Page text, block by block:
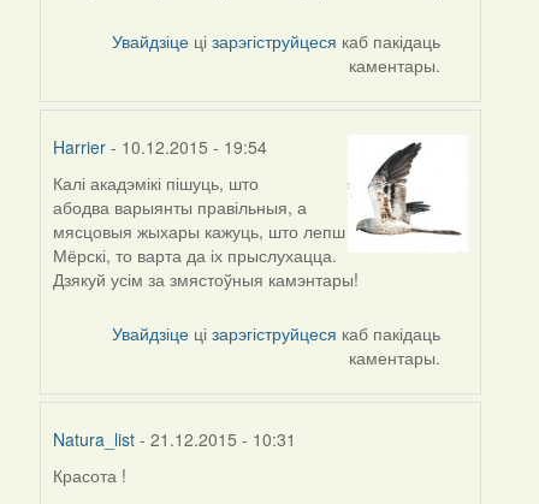
Увайдзіце цізарэгіструйцеся каб пакідаць
каментары.
Harrier - 10.12.2015 - 19:54
In
reply
to
by
Alexander
Калі акадэмікі пішуць, што
абодва варыянты правільныя, а
мясцовыя жыхары кажуць, што лепш
Мёрскі, то варта да іх прыслухацца.
Дзякуй усім за змястоўныя камэнтары!
Увайдзіце цізарэгіструйцеся каб пакідаць
каментары.
Natura_list - 21.12.2015 - 10:31
In
Красота !